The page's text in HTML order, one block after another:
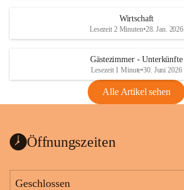
Wirtschaft
Lesezeit 2 Minuten•28. Jan. 2026
Gästezimmer - Unterkünfte
Lesezeit 1 Minute•30. Juni 2026
Alle Artikel sehen
Öffnungszeiten
Geschlossen